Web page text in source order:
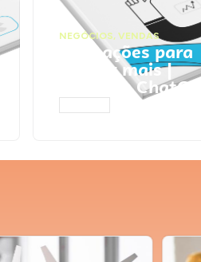
NEGÓCIOS, VENDAS
Faça ações para
vender mais |
Prompts ChatGPT